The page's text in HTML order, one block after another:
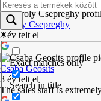
Exact matches only
Search in title
Károly Csepreghy
3 év telt el
Csaba Geosits
3 év telt el
The sales staff is